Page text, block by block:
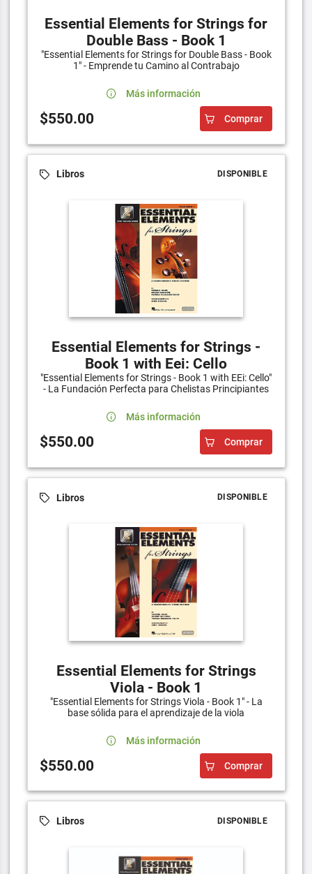
Essential Elements for Strings for
Double Bass - Book 1
"Essential Elements for Strings for Double Bass - Book
1" - Emprende tu Camino al Contrabajo
Más información
$550.00 Comprar
Libros DISPONIBLE
Essential Elements for Strings -
Book 1 with Eei: Cello
"Essential Elements for Strings - Book 1 with EEi: Cello"
- La Fundación Perfecta para Chelistas Principiantes
Más información
$550.00 Comprar
Libros DISPONIBLE
Essential Elements for Strings
Viola - Book 1
"Essential Elements for Strings Viola - Book 1" - La
base sólida para el aprendizaje de la viola
Más información
$550.00 Comprar
Libros DISPONIBLE